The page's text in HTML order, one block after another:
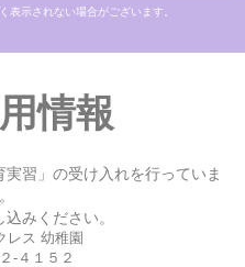
表示されない場合がございます。
情報
習」の受け入れを行っていま
みください。
レス 幼稚園
-４１５２